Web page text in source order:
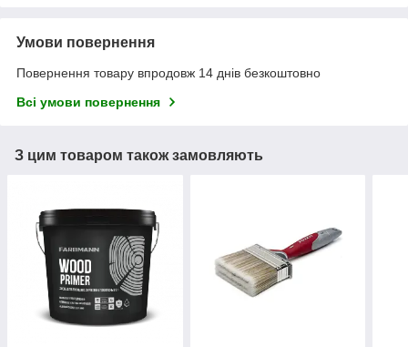
Умови повернення
Повернення товару впродовж 14 днів безкоштовно
Всі умови повернення
З цим товаром також замовляють